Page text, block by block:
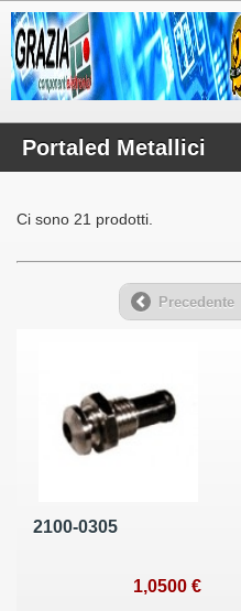
Portaled Metallici
Ci sono 21 prodotti.
Precedente
2100-0305
1,0500 €